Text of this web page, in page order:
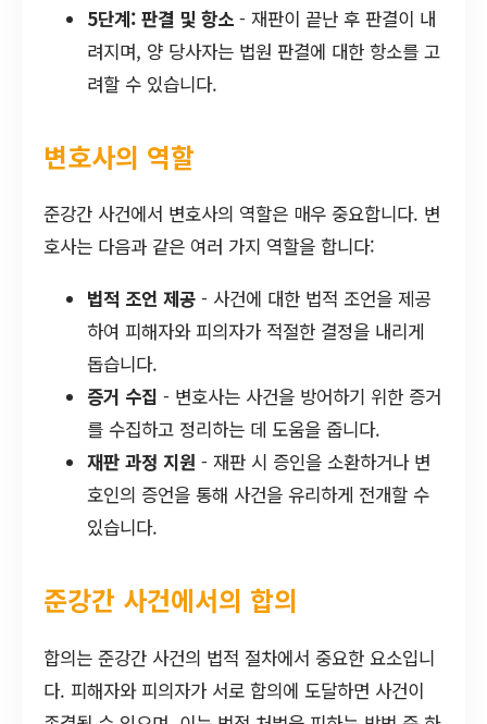
5단계: 판결 및 항소 - 재판이 끝난 후 판결이 내
려지며, 양 당사자는 법원 판결에 대한 항소를 고
려할 수 있습니다.
변호사의 역할
준강간 사건에서 변호사의 역할은 매우 중요합니다. 변
호사는 다음과 같은 여러 가지 역할을 합니다:
법적 조언 제공 - 사건에 대한 법적 조언을 제공
하여 피해자와 피의자가 적절한 결정을 내리게
돕습니다.
증거 수집 - 변호사는 사건을 방어하기 위한 증거
를 수집하고 정리하는 데 도움을 줍니다.
재판 과정 지원 - 재판 시 증인을 소환하거나 변
호인의 증언을 통해 사건을 유리하게 전개할 수
있습니다.
준강간 사건에서의 합의
합의는 준강간 사건의 법적 절차에서 중요한 요소입니
다. 피해자와 피의자가 서로 합의에 도달하면 사건이